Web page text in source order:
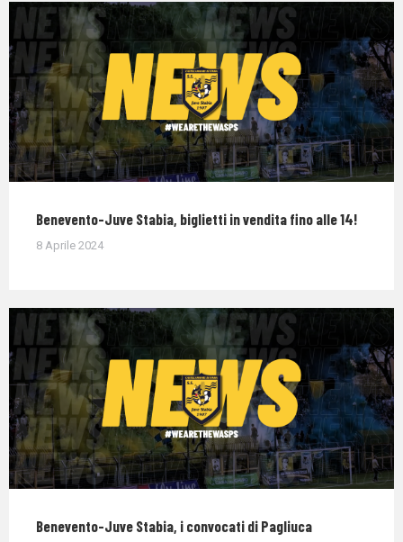
Benevento-Juve Stabia, biglietti in vendita fino alle 14!
8 Aprile 2024
Benevento-Juve Stabia, i convocati di Pagliuca